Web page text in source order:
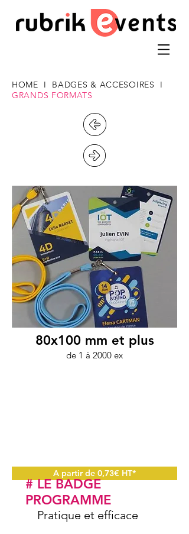
HOME I BADGES & ACCESOIRES I
GRANDS FORMATS
80x100 mm et plus
de 1 à 2000 ex
A partir de 0,73€ HT*
# LE BADGE
PROGRAMME
Pratique et efficace